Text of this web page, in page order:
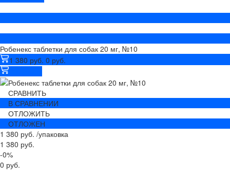
Робенекс таблетки для собак 20 мг, №10
1 380 руб. 0 руб.
СРАВНИТЬ
В СРАВНЕНИИ
ОТЛОЖИТЬ
ОТЛОЖЕН
1 380 руб. /упаковка
1 380 руб.
-0%
0 руб.